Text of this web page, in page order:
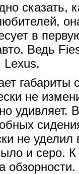
сказать,
в
Ведь
Lexus.
габариты
не
удивляет.
не
и серо.
обзорности.